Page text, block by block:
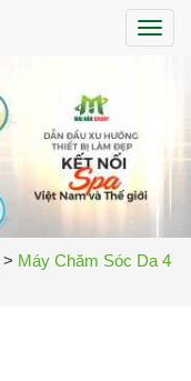
> Máy Chăm Sóc Da 4